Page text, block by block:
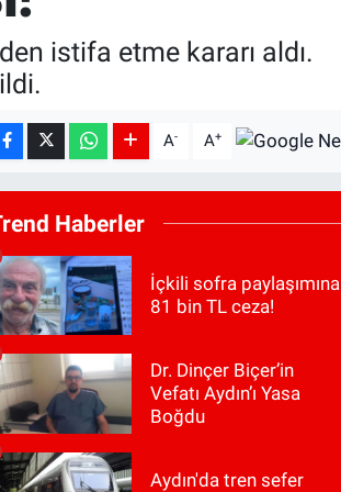
istifa etme kararı aldı.
A- A+
Haberler
İçkili sofra paylaşımına
81 bin TL ceza!
Dr. Dinçer Biçer’in
Vefatı Aydın’ı Yasa
Boğdu
Aydın'da tren sefer